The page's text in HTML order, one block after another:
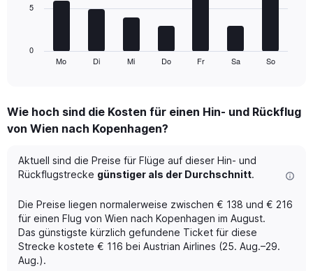
Number
The
Range:
7
The
chart
has
Y
axis
displaying
values.
Range:
Mo Di Mi Do Fr Sa So
0
5
Wie hoch sind die Kosten für einen Hin- und Rückflug
von Wien nach Kopenhagen?
Aktuell sind die Preise für Flüge auf dieser Hin- und
Rückflugstrecke günstiger als der Durchschnitt.
Die Preise liegen normalerweise zwischen € 138 und € 216
für einen Flug von Wien nach Kopenhagen im August.
Das günstigste kürzlich gefundene Ticket für diese
Strecke kostete € 116 bei Austrian Airlines (25. Aug.–29.
Aug.).